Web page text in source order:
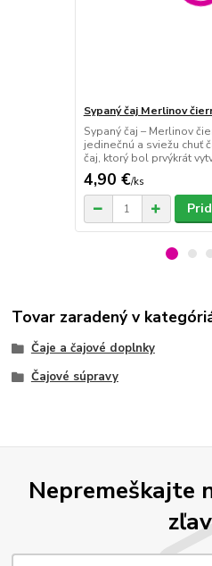
Sypaný čaj Merlinov
Sypaný čaj – Merlinov
jedinečnú a sviežu chuť
čaj, ktorý bol prvýkrát
4,90 €/ks
Tovar zaradený v
Čaje a čajové doplnky
Čajové súpravy
Nepremeškajte